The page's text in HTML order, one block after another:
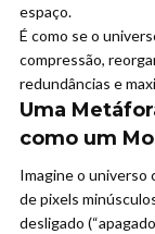
espaço.
É como se o
compressão,
redundâncias e
Uma
como um
Imagine o universo
de pixels
desligado